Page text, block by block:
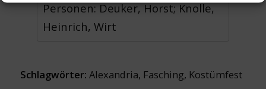
Personen: Deuker, Horst; Knolle,
Heinrich, Wirt
Schlagwörter: Alexandria, Fasching, Kostümfest